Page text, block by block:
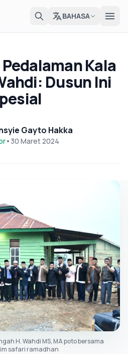
BAHASA
Kala
Dusun Ini
Gayto Hakka
• 30 Maret 2024
H. Wahdi MS, MA poto bersama
safari ramadhan